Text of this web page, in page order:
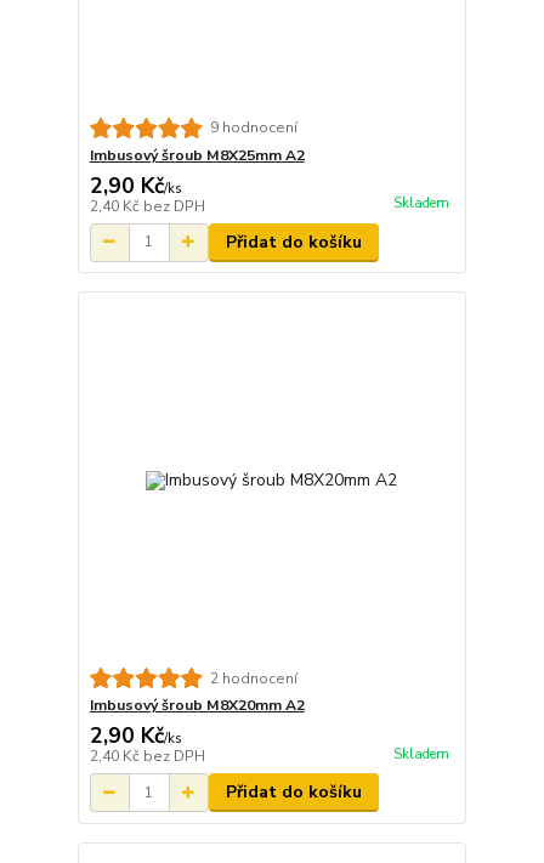
9 hodnocení
Imbusový šroub M8X25mm A2
2,90 Kč/ks
2,40 Kč bez DPH Skladem
Přidat do košíku
2 hodnocení
Imbusový šroub M8X20mm A2
2,90 Kč/ks
2,40 Kč bez DPH Skladem
Přidat do košíku